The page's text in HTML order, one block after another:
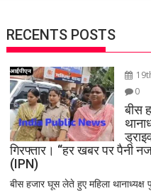
RECENTS POSTS
0
बीस
गिरफ्तार। “हर खबर पर पैनी
(IPN)
बीस हजार घूस लेते हुए महिला